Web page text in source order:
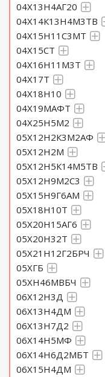
04Х13Н4АГ20
04Х14К13Н4М3ТВ
04Х15Н11С3МТ
04Х15СТ
04Х16Н11М3Т
04Х17Т
04Х18Н10
04Х19МАФТ
04Х25Н5М2
05Х12Н2К3М2АФ
05Х12Н2М
05Х12Н5К14М5ТВ
05Х12Н9М2С3
05Х15Н9Г6АМ
05Х18Н10Т
05Х20Н15АГ6
05Х20Н32Т
05Х21Н12Г2БРЧ
05ХГБ
05ХН46МВБЧ
06Х12Н3Д
06Х13Н4ДМ
06Х13Н7Д2
06Х14Н5МФ
06Х14Н6Д2МБТ
06Х15Н4ДМ